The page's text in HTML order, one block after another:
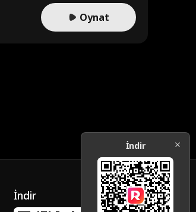
Oynat
İndir
İndir